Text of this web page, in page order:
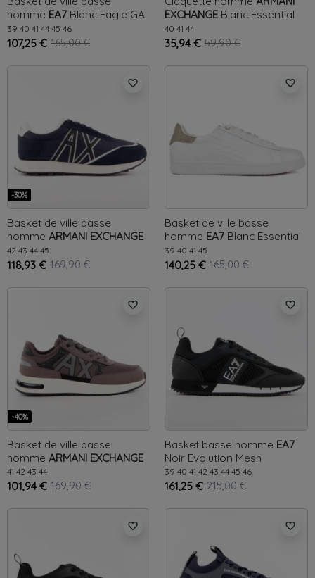
homme EA7 Blanc Eagle GA
39 40 41 44 45 46
107,25 € 165,00 €
EXCHANGE Blanc Essential
40 41 44
35,94 € 59,90 €
favorite_border
-30%
Basket de ville basse
homme ARMANI EXCHANGE
Noir Essential
42 43 44 45
118,93 € 169,90 €
favorite_border
Basket de ville basse
homme EA7 Blanc Essential
39 40 41 45
140,25 € 165,00 €
favorite_border
-40%
Basket de ville basse
homme ARMANI EXCHANGE
Gris Essential AX
41 42 43 44
101,94 € 169,90 €
favorite_border
Basket basse homme EA7
Noir Evolution Mesh
39 40 41 42 43 44 45 46
161,25 € 215,00 €
favorite_border favorite_border